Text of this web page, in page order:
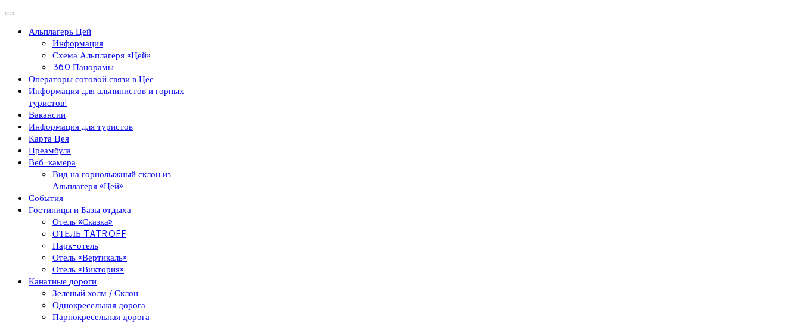
Альплагерь Цей
Информация
Схема Альплагеря «Цей»
360 Панорамы
Операторы сотовой связи в Цее
Информация для альпинистов и горных
туристов!
Вакансии
Информация для туристов
Карта Цея
Преамбула
Веб-камера
Вид на горнолыжный склон из
Альплагеря «Цей»
События
Гостиницы и Базы отдыха
Отель «Сказка»
ОТЕЛЬ TATROFF
Парк-отель
Отель «Вертикаль»
Отель «Виктория»
Канатные дороги
Зеленый холм / Склон
Однокресельная дорога
Парнокресельная дорога